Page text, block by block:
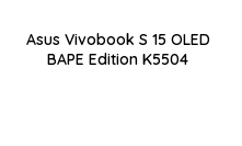
Asus Vivobook S 15 OLED
BAPE Edition K5504